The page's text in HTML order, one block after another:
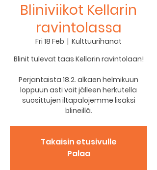
Bliniviikot Kellarin
ravintolassa
Fri 18 Feb
  |
Kulttuurihanat
Blinit tulevat taas Kellarin ravintolaan!
Perjantaista 18.2. alkaen helmikuun
loppuun asti voit jälleen herkutella
suosittujen iltapalojemme lisäksi
Takaisin etusivulle
Palaa